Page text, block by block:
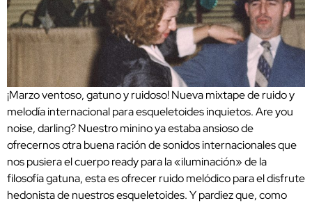
¡Marzo ventoso, gatuno y ruidoso! Nueva mixtape de ruido y
melodía internacional para esqueletoides inquietos. Are you
noise, darling? Nuestro minino ya estaba ansioso de
ofrecernos otra buena ración de sonidos internacionales que
nos pusiera el cuerpo ready para la «iluminación» de la
filosofía gatuna, esta es ofrecer ruido melódico para el disfrute
hedonista de nuestros esqueletoides. Y pardiez que, como